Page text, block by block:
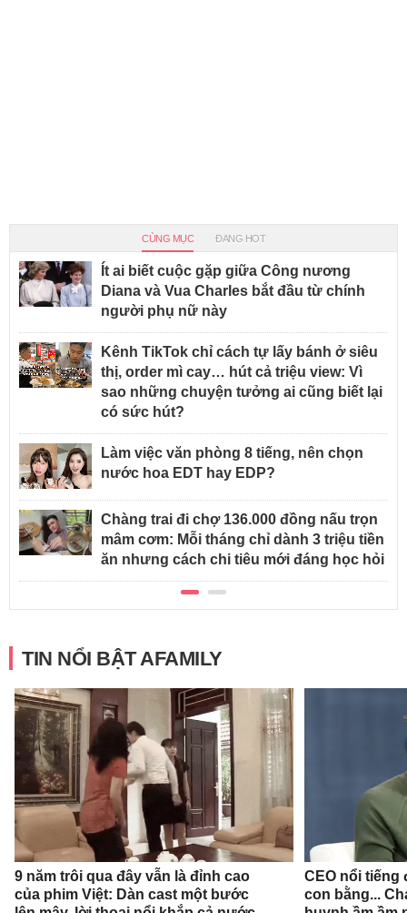
CÙNG MỤC ĐANG HOT
Ít ai biết cuộc gặp giữa Công nương
Diana và Vua Charles bắt đầu từ chính
người phụ nữ này
Kênh TikTok chỉ cách tự lấy bánh ở siêu
thị, order mì cay… hút cả triệu view: Vì
sao những chuyện tưởng ai cũng biết lại
có sức hút?
Làm việc văn phòng 8 tiếng, nên chọn
nước hoa EDT hay EDP?
Chàng trai đi chợ 136.000 đồng nấu trọn
mâm cơm: Mỗi tháng chỉ dành 3 triệu tiền
ăn nhưng cách chi tiêu mới đáng học hỏi
TIN NỔI BẬT AFAMILY
9 năm trôi qua đây vẫn là đỉnh cao
của phim Việt: Dàn cast một bước
CEO nổi tiếng
con bằng...